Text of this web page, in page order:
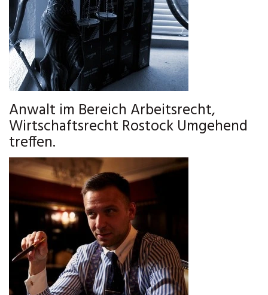
Anwalt im Bereich Arbeitsrecht,
Wirtschaftsrecht Rostock Umgehend
treffen.